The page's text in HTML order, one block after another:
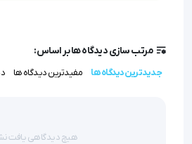
پلاک شالازیون
مرتب سازی دیدگاه ها بر اساس:
جدیدترین دیدگاه ها مفیدترین دیدگاه ها
هیچ دیدگاهی یافت